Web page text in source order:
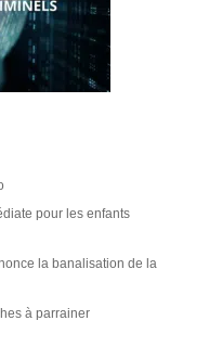
pour les enfants
la banalisation de la
à parrainer